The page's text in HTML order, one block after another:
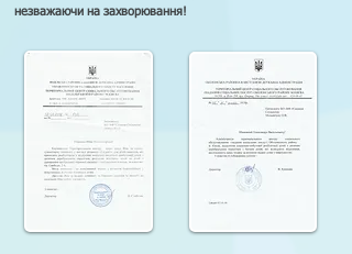
незважаючи на захворювання!